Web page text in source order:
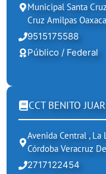
Municipal Santa
Cruz Amilpas
9515175588
Público / Federal
CCT BENITO
Avenida Central , La
Córdoba Veracruz
2717122454